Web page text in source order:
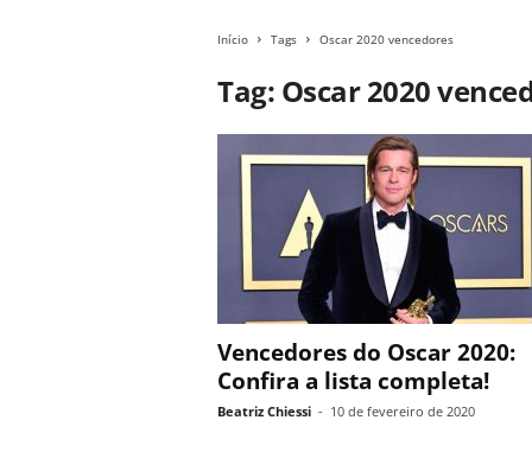
Início Tags Oscar 2020 vencedores
Tag: Oscar 2020
Vencedores do Oscar 2020:
Confira a lista completa!
Beatriz Chiessi - 10 de fevereiro de 2020